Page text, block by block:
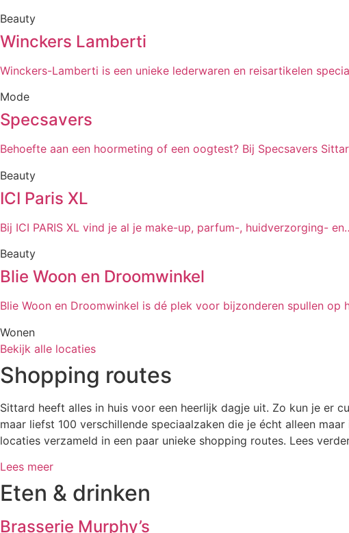
Beauty
Winckers Lamberti
Winckers-Lamberti is een unieke lederwaren en reisartikelen
Mode
Specsavers
Behoefte aan een hoormeting of een oogtest? Bij Specsavers
Beauty
ICI Paris XL
Bij ICI PARIS XL vind je al je make-up, parfum-, huidverzorging-
Beauty
Blie Woon en Droomwinkel
Blie Woon en Droomwinkel is dé plek voor bijzonderen spullen op
Wonen
Bekijk alle locaties
Shopping routes
Sittard heeft alles in huis voor een heerlijk dagje uit. Zo kun je er
maar liefst 100 verschillende speciaalzaken die je écht alleen
locaties verzameld in een paar unieke shopping routes. Lees
Lees meer
Eten & drinken
Brasserie Murphy’s